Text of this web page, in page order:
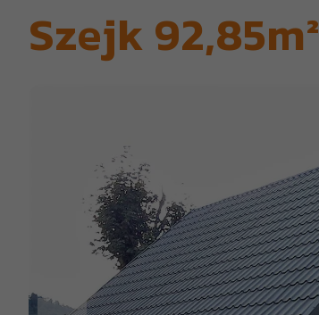
Szejk 92,85m²